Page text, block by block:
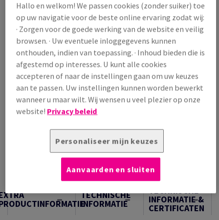
/ 1 000 Vel
(162 kg )
OP VOORRAAD
Verpakkingsaantallen
Pak
− +
Artikel snijden
Samples
TECHNISCHE
INFORMATIE
TECHNISCHE
INFORMATIE &
CERTIFICATEN
Hallo en welkom! We passen cookies (zonder suiker) toe
op uw navigatie voor de beste online ervaring zodat wij:
· Zorgen voor de goede werking van de website en veilig
browsen. · Uw eventuele inloggegevens kunnen
onthouden, indien van toepassing. · Inhoud bieden die is
afgestemd op interesses. U kunt alle cookies
accepteren of naar de instellingen gaan om uw keuzes
aan te passen. Uw instellingen kunnen worden bewerkt
wanneer u maar wilt. Wij wensen u veel plezier op onze
website! Privacy beleid
Personaliseer mijn keuzes
Aanvaarden en sluiten